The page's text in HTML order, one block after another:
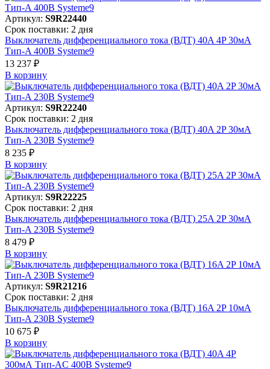
Артикул: S9R22440
Срок поставки: 2 дня
Выключатель дифференциального тока (ВДТ) 40A 4P 30мА
Тип-A 400В Systeme9
13 237 ₽
В корзинy
Артикул: S9R22240
Срок поставки: 2 дня
Выключатель дифференциального тока (ВДТ) 40A 2P 30мА
Тип-A 230В Systeme9
8 235 ₽
В корзинy
Артикул: S9R22225
Срок поставки: 2 дня
Выключатель дифференциального тока (ВДТ) 25A 2P 30мА
Тип-A 230В Systeme9
8 479 ₽
В корзинy
Артикул: S9R21216
Срок поставки: 2 дня
Выключатель дифференциального тока (ВДТ) 16A 2P 10мА
Тип-A 230В Systeme9
10 675 ₽
В корзинy